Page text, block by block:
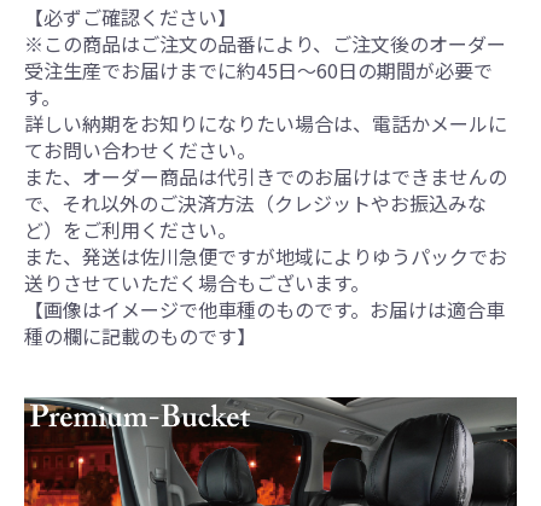
【必ずご確認ください】
※この商品はご注文の品番により、ご注文後のオーダー
受注生産でお届けまでに約45日～60日の期間が必要で
す。
詳しい納期をお知りになりたい場合は、電話かメールに
てお問い合わせください。
また、オーダー商品は代引きでのお届けはできませんの
で、それ以外のご決済方法（クレジットやお振込みな
ど）をご利用ください。
また、発送は佐川急便ですが地域によりゆうパックでお
送りさせていただく場合もございます。
【画像はイメージで他車種のものです。お届けは適合車
種の欄に記載のものです】